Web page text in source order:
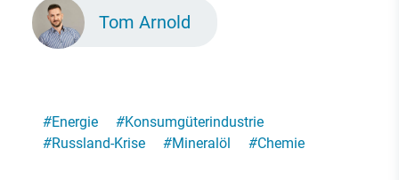
Tom Arnold
#Energie #Konsumgüterindustrie
#Russland-Krise #Mineralöl #Chemie